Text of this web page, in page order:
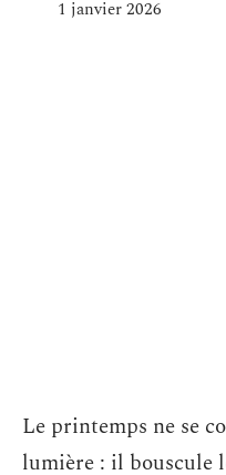
1 janvier 2026
Le printemps ne se
lumière : il bouscule